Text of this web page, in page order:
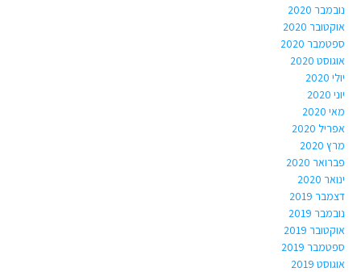
נובמבר 2020
אוקטובר 2020
ספטמבר 2020
אוגוסט 2020
יולי 2020
יוני 2020
מאי 2020
אפריל 2020
מרץ 2020
פברואר 2020
ינואר 2020
דצמבר 2019
נובמבר 2019
אוקטובר 2019
ספטמבר 2019
אוגוסט 2019